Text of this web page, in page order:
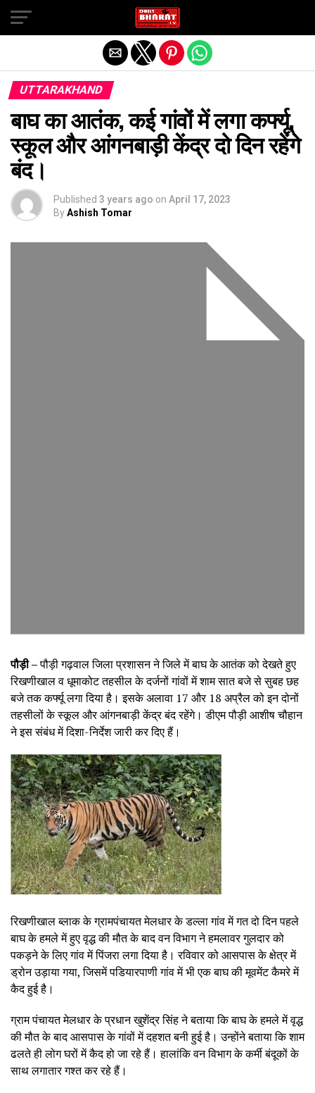
UTTARAKHAND
बाघ का आतंक, कई गांवों में लगा कर्फ्यू,
स्कूल और आंगनबाड़ी केंद्र दो दिन रहेंगे
बंद।
Published 3 years ago on April 17, 2023
ByAshish Tomar
पौड़ी –पौड़ी गढ़वाल जिला प्रशासन ने जिले में बाघ के आतंक को देखते हुए
रिखणीखाल व धूमाकोट तहसील के दर्जनों गांवों में शाम सात बजे से सुबह छह
बजे तक कर्फ्यू लगा दिया है। इसके अलावा 17 और 18 अप्रैल को इन दोनों
तहसीलों के स्कूल और आंगनबाड़ी केंद्र बंद रहेंगे। डीएम पौड़ी आशीष चौहान
ने इस संबंध में दिशा-निर्देश जारी कर दिए हैं।
रिखणीखाल ब्लाक के ग्रामपंचायत मेलधार के डल्ला गांव में गत दो दिन पहले
बाघ के हमले में हुए वृद्ध की मौत के बाद वन विभाग ने हमलावर गुलदार को
पकड़ने के लिए गांव में पिंजरा लगा दिया है। रविवार को आसपास के क्षेत्र में
ड्रोन उड़ाया गया, जिसमें पडियारपाणी गांव में भी एक बाघ की मूवमेंट कैमरे में
कैद हुई है।
ग्राम पंचायत मेलधार के प्रधान खुशेंद्र सिंह ने बताया कि बाघ के हमले में वृद्ध
की मौत के बाद आसपास के गांवों में दहशत बनी हुई है। उन्होंने बताया कि शाम
ढलते ही लोग घरों में कैद हो जा रहे हैं। हालांकि वन विभाग के कर्मी बंदूकों के
साथ लगातार गश्त कर रहे हैं।
Exit mobile version